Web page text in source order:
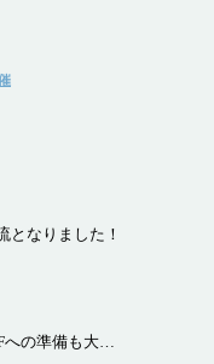
となりました！
への準備も大…